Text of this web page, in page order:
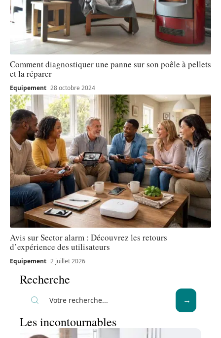
Comment diagnostiquer une panne sur son poêle à pellets
et la réparer
Equipement 28 octobre 2024
Avis sur Sector alarm : Découvrez les retours
d’expérience des utilisateurs
Equipement 2 juillet 2026
Recherche
Les incontournables